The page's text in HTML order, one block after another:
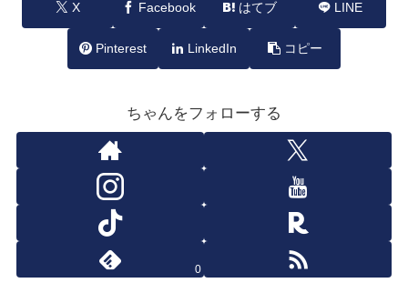
X Facebook はてブ LINE
Pinterest LinkedIn コピー
ちゃんをフォローする
0